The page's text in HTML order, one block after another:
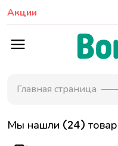
Акции
Главная страница
Мы нашли (24)